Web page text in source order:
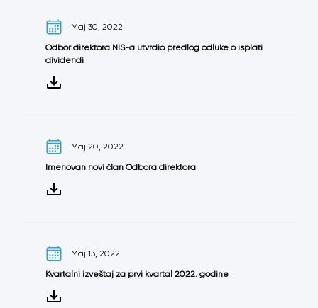
Maj 30, 2022
Odbor direktora NIS-а utvrdio predlog odluke o isplati
dividendi
Maj 20, 2022
Imenovan novi član Odbora direktora
Maj 13, 2022
Kvartalni izveštaj za prvi kvartal 2022. godine